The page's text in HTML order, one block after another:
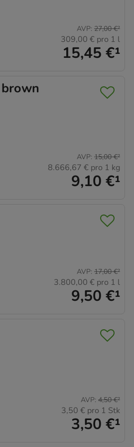
15,45 €¹
AVP: 27,00 €²
309,00 € pro 1 l
9,10 €¹
AVP: 15,00 €²
8.666,67 € pro 1 kg
9,50 €¹
AVP: 17,00 €²
3.800,00 € pro 1 l
3,50 €¹
AVP: 4,50 €²
3,50 € pro 1 Stk